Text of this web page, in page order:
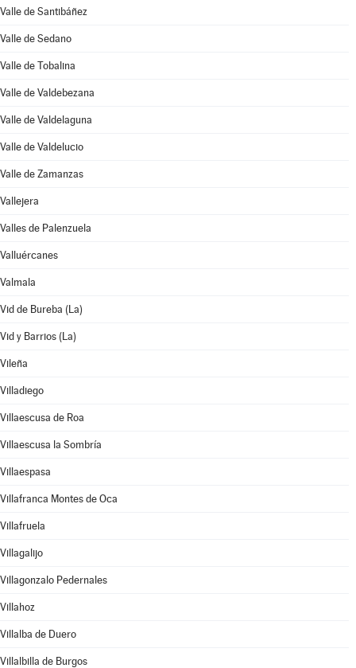
Valle de Santibáñez
Valle de Sedano
Valle de Tobalina
Valle de Valdebezana
Valle de Valdelaguna
Valle de Valdelucio
Valle de Zamanzas
Vallejera
Valles de Palenzuela
Valluércanes
Valmala
Vid de Bureba (La)
Vid y Barrios (La)
Vileña
Villadiego
Villaescusa de Roa
Villaescusa la Sombría
Villaespasa
Villafranca Montes de Oca
Villafruela
Villagalijo
Villagonzalo Pedernales
Villahoz
Villalba de Duero
Villalbilla de Burgos